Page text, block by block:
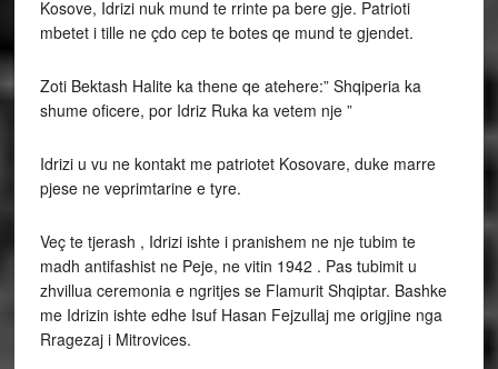
Kosove, Idrizi nuk mund te rrinte pa bere gje. Patrioti
mbetet i tille ne çdo cep te botes qe mund te gjendet.
Zoti Bektash Halite ka thene qe atehere:” Shqiperia ka
shume oficere, por Idriz Ruka ka vetem nje ”
Idrizi u vu ne kontakt me patriotet Kosovare, duke marre
pjese ne veprimtarine e tyre.
Veç te tjerash , Idrizi ishte i pranishem ne nje tubim te
madh antifashist ne Peje, ne vitin 1942 . Pas tubimit u
zhvillua ceremonia e ngritjes se Flamurit Shqiptar. Bashke
me Idrizin ishte edhe Isuf Hasan Fejzullaj me origjine nga
Rragezaj i Mitrovices.